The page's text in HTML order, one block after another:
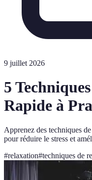
9 juillet 2026
5
Rapide à
Apprenez des techniques
pour réduire le stress et
#relaxation#techniques de